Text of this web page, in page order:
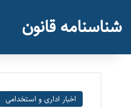
شناسنامه قانون
اخبار اداری و استخدامی